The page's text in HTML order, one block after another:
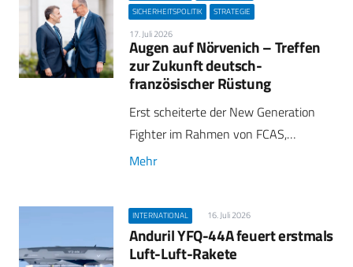
SICHERHEITSPOLITIK
STRATEGIE
17. Juli 2026
Augen auf Nörvenich – Treffen
zur Zukunft deutsch-
französischer Rüstung
Erst scheiterte der New Generation
Fighter im Rahmen von FCAS,…
Mehr
INTERNATIONAL 16. Juli 2026
Anduril YFQ-44A feuert erstmals
Luft-Luft-Rakete